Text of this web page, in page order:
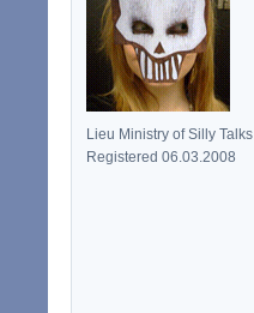
Lieu Ministry of Silly Talks
Registered 06.03.2008